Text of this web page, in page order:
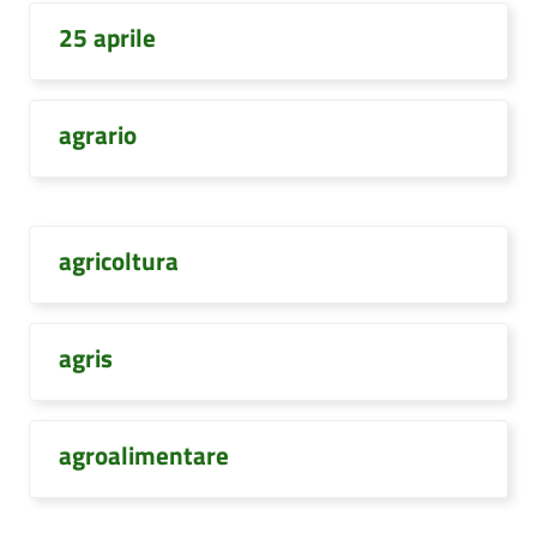
25 aprile
agrario
agricoltura
agris
agroalimentare